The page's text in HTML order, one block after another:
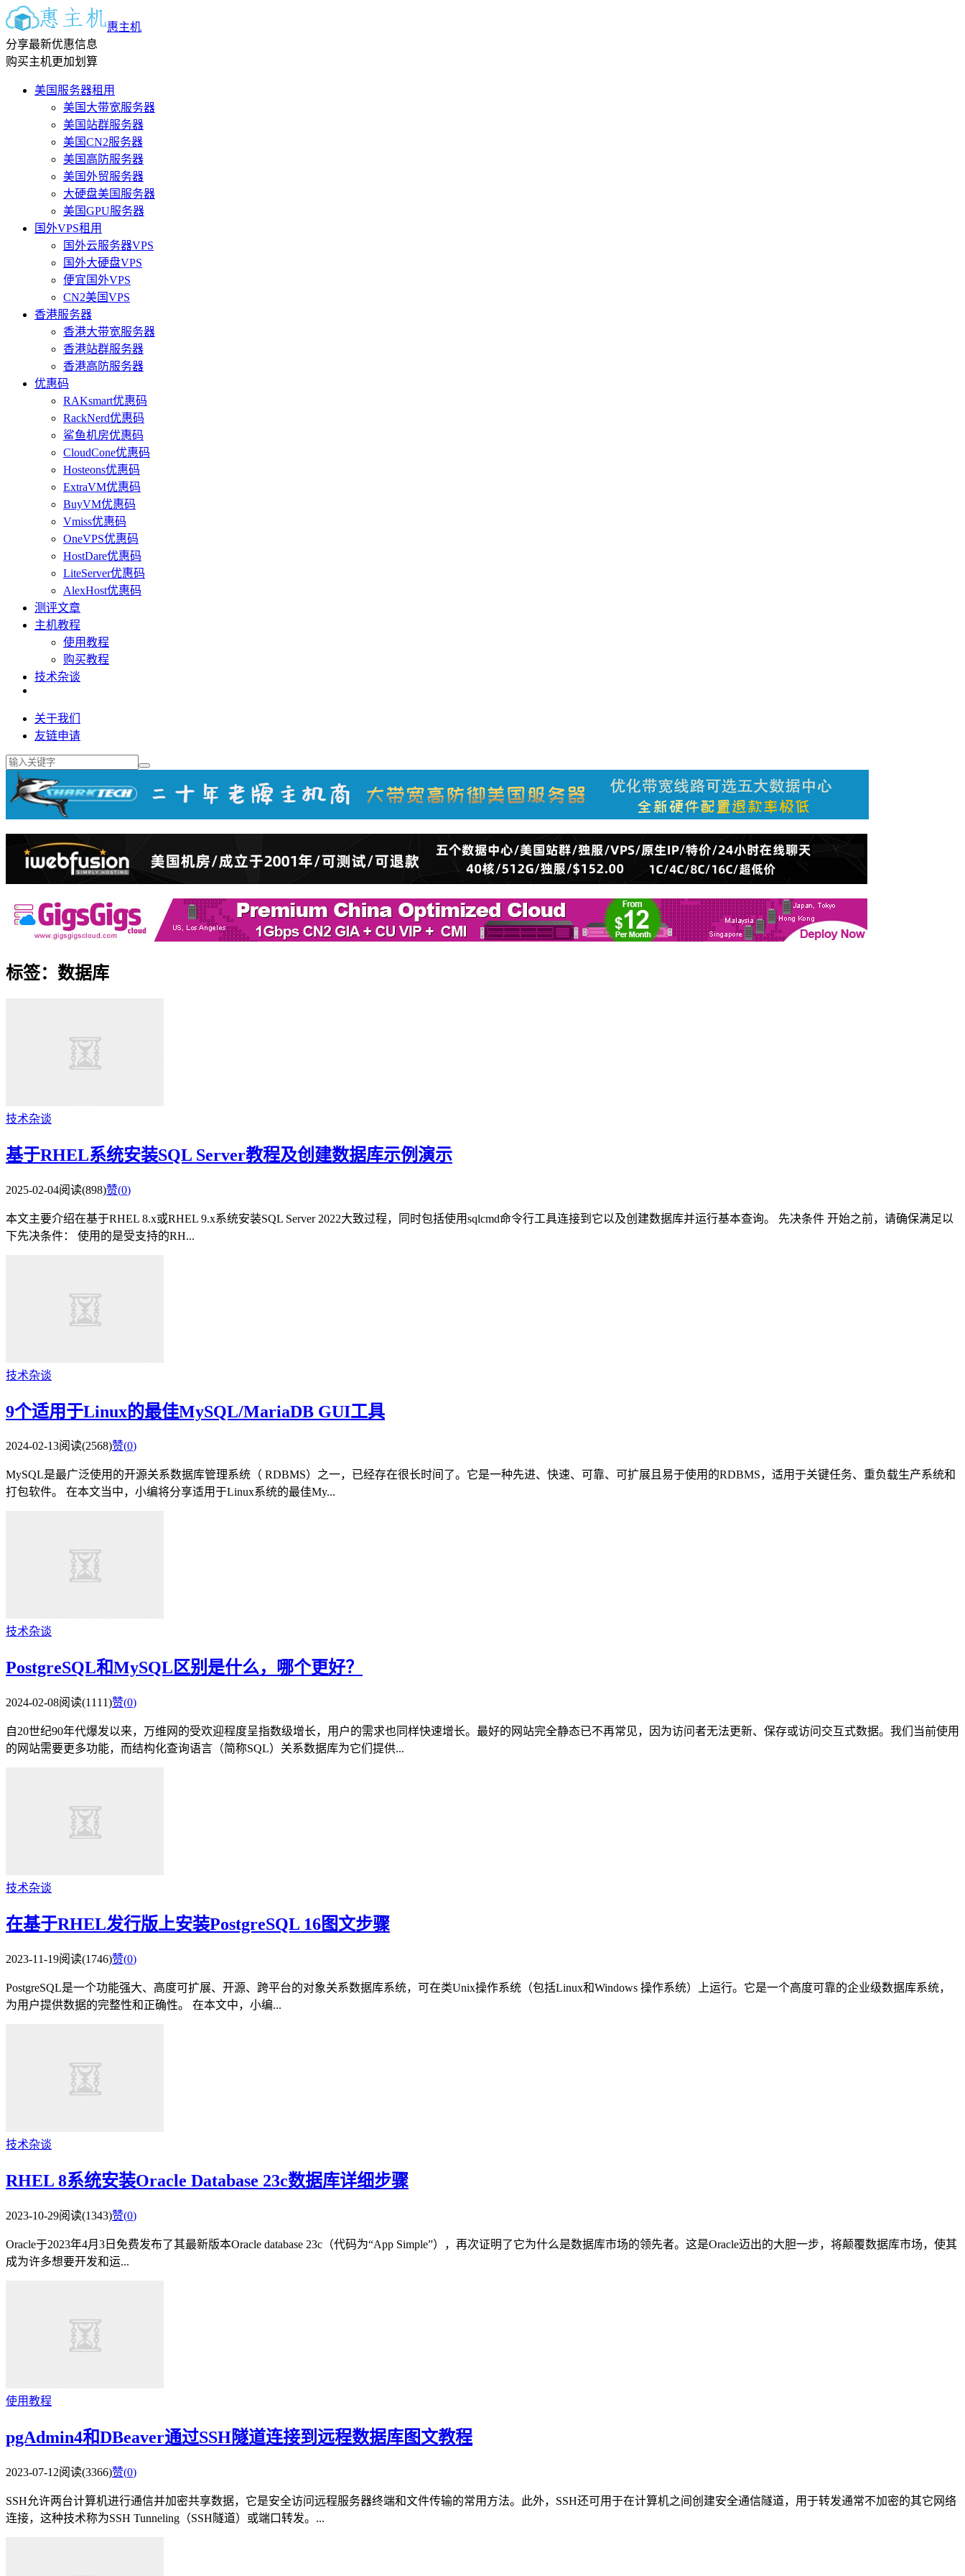
惠主机
分享最新优惠信息
购买主机更加划算
美国服务器租用
美国大带宽服务器
美国站群服务器
美国CN2服务器
美国高防服务器
美国外贸服务器
大硬盘美国服务器
美国GPU服务器
国外VPS租用
国外云服务器VPS
国外大硬盘VPS
便宜国外VPS
CN2美国VPS
香港服务器
香港大带宽服务器
香港站群服务器
香港高防服务器
优惠码
RAKsmart优惠码
RackNerd优惠码
鲨鱼机房优惠码
CloudCone优惠码
Hosteons优惠码
ExtraVM优惠码
BuyVM优惠码
Vmiss优惠码
OneVPS优惠码
HostDare优惠码
LiteServer优惠码
AlexHost优惠码
测评文章
主机教程
使用教程
购买教程
技术杂谈
关于我们
友链申请
标签：数据库
技术杂谈
基于RHEL系统安装SQL Server教程及创建数据库示例演示
2025-02-04阅读(898)赞(0)
本文主要介绍在基于RHEL 8.x或RHEL 9.x系统安装SQL Server 2022大致过程，同时包括使用sqlcmd命令行工具连接到它以及创建数据库并运行基本查询。 先决条件 开始之前，请确保满足以
下先决条件： 使用的是受支持的RH...
技术杂谈
9个适用于Linux的最佳MySQL/MariaDB GUI工具
2024-02-13阅读(2568)赞(0)
MySQL是最广泛使用的开源关系数据库管理系统（ RDBMS）之一，已经存在很长时间了。它是一种先进、快速、可靠、可扩展且易于使用的RDBMS，适用于关键任务、重负载生产系统和
打包软件。 在本文当中，小编将分享适用于Linux系统的最佳My...
技术杂谈
PostgreSQL和MySQL区别是什么，哪个更好？
2024-02-08阅读(1111)赞(0)
自20世纪90年代爆发以来，万维网的受欢迎程度呈指数级增长，用户的需求也同样快速增长。最好的网站完全静态已不再常见，因为访问者无法更新、保存或访问交互式数据。我们当前使用
的网站需要更多功能，而结构化查询语言（简称SQL）关系数据库为它们提供...
技术杂谈
在基于RHEL发行版上安装PostgreSQL 16图文步骤
2023-11-19阅读(1746)赞(0)
PostgreSQL是一个功能强大、高度可扩展、开源、跨平台的对象关系数据库系统，可在类Unix操作系统（包括Linux和Windows 操作系统）上运行。它是一个高度可靠的企业级数据库系统，
为用户提供数据的完整性和正确性。 在本文中，小编...
技术杂谈
RHEL 8系统安装Oracle Database 23c数据库详细步骤
2023-10-29阅读(1343)赞(0)
Oracle于2023年4月3日免费发布了其最新版本Oracle database 23c（代码为“App Simple”），再次证明了它为什么是数据库市场的领先者。这是Oracle迈出的大胆一步，将颠覆数据库市场，使其
成为许多想要开发和运...
使用教程
pgAdmin4和DBeaver通过SSH隧道连接到远程数据库图文教程
2023-07-12阅读(3366)赞(0)
SSH允许两台计算机进行通信并加密共享数据，它是安全访问远程服务器终端和文件传输的常用方法。此外，SSH还可用于在计算机之间创建安全通信隧道，用于转发通常不加密的其它网络
连接，这种技术称为SSH Tunneling（SSH隧道）或端口转发。...